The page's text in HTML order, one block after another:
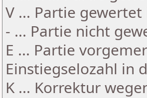
V ... Partie
- ... Partie nicht
E ... Partie
Einstiegselozahl in
K ... Korrektur